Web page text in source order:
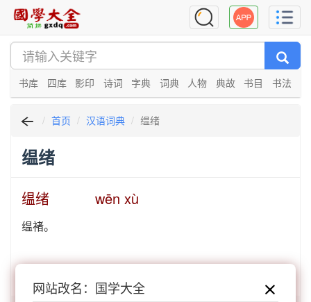
书库 四库 影印 诗词 字典 词典 人物 典故 书目 书法
首页 汉语词典 缊绪
缊绪
缊绪 wēn xù
缊褚。
网站改名：国学大全